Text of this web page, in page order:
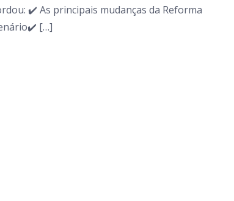
✔️ As principais mudanças da Reforma
[…]